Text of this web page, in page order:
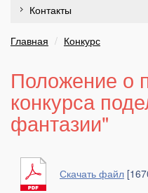
Контакты
Главная Конкурс
Положение о
конкурса
фантазии"
Скачать файл